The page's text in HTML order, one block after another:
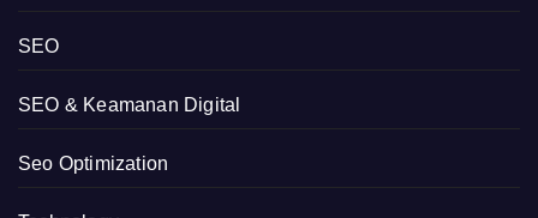
SEO
SEO & Keamanan Digital
Seo Optimization